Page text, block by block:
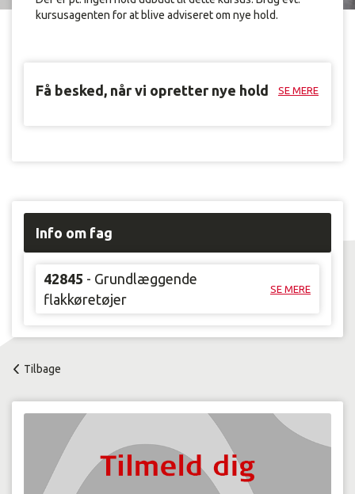
kursusagenten for at blive adviseret om nye hold.
Få besked, når vi opretter nye hold SE MERE
Info om fag
42845 - Grundlæggende
flakkøretøjer
SE MERE
Tilbage